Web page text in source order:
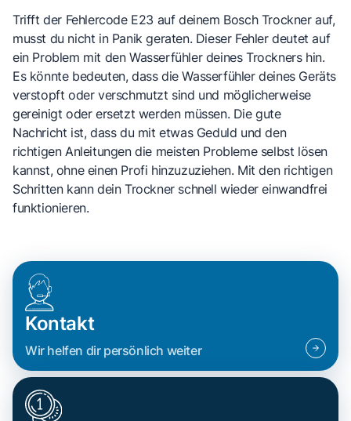
Trifft der Fehlercode E23 auf deinem Bosch Trockner auf,
musst du nicht in Panik geraten. Dieser Fehler deutet auf
ein Problem mit den Wasserfühler deines Trockners hin.
Es könnte bedeuten, dass die Wasserfühler deines Geräts
verstopft oder verschmutzt sind und möglicherweise
gereinigt oder ersetzt werden müssen. Die gute
Nachricht ist, dass du mit etwas Geduld und den
richtigen Anleitungen die meisten Probleme selbst lösen
kannst, ohne einen Profi hinzuzuziehen. Mit den richtigen
Schritten kann dein Trockner schnell wieder einwandfrei
funktionieren.
Kontakt
Wir helfen dir persönlich weiter